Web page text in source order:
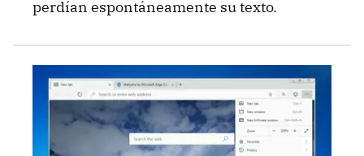
perdían espontáneamente su texto.